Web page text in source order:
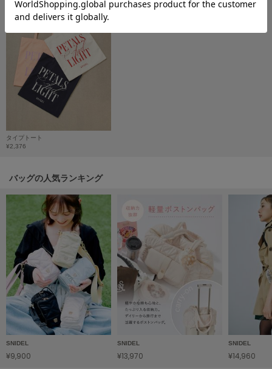
FURFUR
ファーファー
gelato pique
ジェラート ピケ
GELATO PIQUE CAT&DOG
ジェラート ピケ キャットアンドドッグ
gelato pique Sleep
ジェラート ピケ スリープ
グラミチ
Henon.
へノン
HUNTER
ハンター
HOKA ONEONE
ホカ オネオネ
KEEN
キーン
タイプトート
¥2,376
バッグの人気ランキング
SNIDEL
¥9,900
SNIDEL
¥13,970
SNIDEL
¥14,960